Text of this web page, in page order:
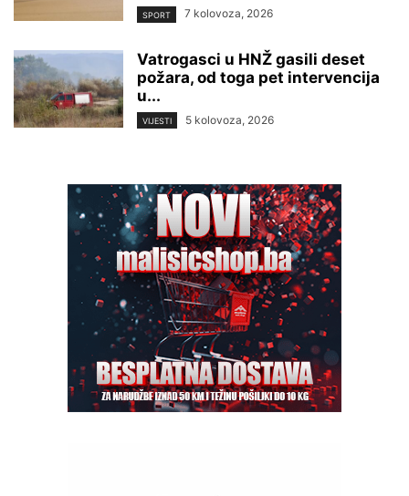
SPORT 7 kolovoza, 2026
Vatrogasci u HNŽ gasili deset
požara, od toga pet intervencija
u...
VIJESTI 5 kolovoza, 2026